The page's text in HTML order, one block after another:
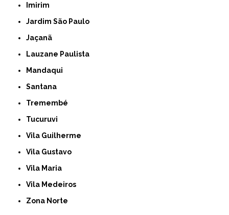
Imirim
Jardim São Paulo
Jaçanã
Lauzane Paulista
Mandaqui
Santana
Tremembé
Tucuruvi
Vila Guilherme
Vila Gustavo
Vila Maria
Vila Medeiros
Zona Norte